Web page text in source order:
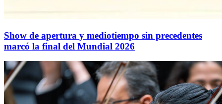
Show de apertura y mediotiempo sin precedentes
marcó la final del Mundial 2026